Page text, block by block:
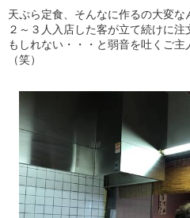
天ぷら定食、そんなに作るの大変な
２～３人入店した客が立て続けに
もしれない・・・と弱音を吐くご
（笑）